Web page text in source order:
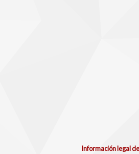
Información legal